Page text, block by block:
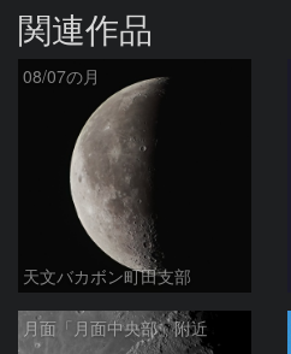
関連作品
08/07の月
天文バカボン町田支部
月面「月面中央部」附近